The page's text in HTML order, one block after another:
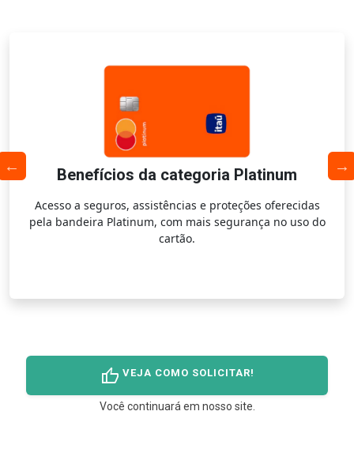
Benefícios da categoria Platinum
Acesso a seguros, assistências e proteções oferecidas
pela bandeira Platinum, com mais segurança no uso do
cartão.
thumb_up VEJA COMO SOLICITAR!
Você continuará em nosso site.